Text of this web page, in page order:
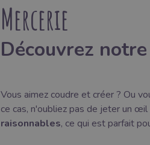
Mercerie
Découvrez
Vous aimez coudre et créer ? Ou
ce cas, n'oubliez pas de jeter un
raisonnables, ce qui est parfait